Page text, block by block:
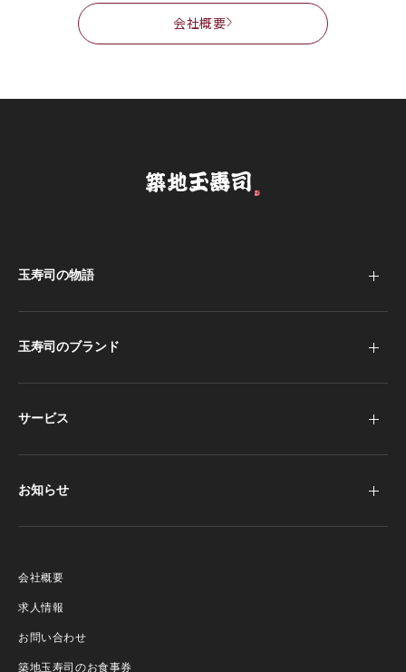
会社概要
玉寿司の物語
玉寿司のブランド
サービス
お知らせ
会社概要
求人情報
お問い合わせ
築地玉寿司のお食事券